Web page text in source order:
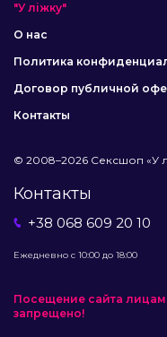
"У ліжку"
О нас
Политика
Договор публичной
Контакты
© 2008–2026 Сексшоп «У
Контакты
+38 068 609 20 10
Ежедневно с 10:00 до 18:00
Посещение сайта
запрещено!